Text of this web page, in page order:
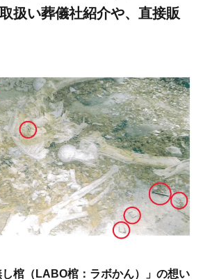
扱い葬儀社紹介や、直接販
し棺（LABO棺：ラボかん）」の想い